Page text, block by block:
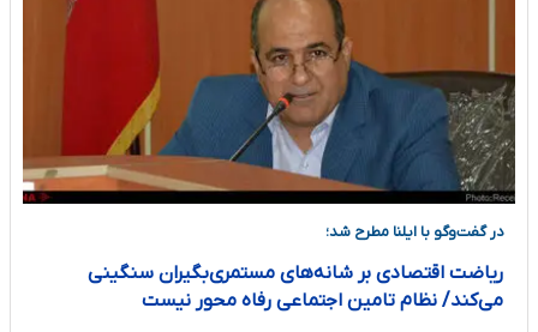
در گفت‌وگو با ایلنا مطرح شد؛
ریاضت اقتصادی بر شانه‌های مستمری‌بگیران سنگینی
می‌کند/ نظام تامین اجتماعی رفاه محور نیست